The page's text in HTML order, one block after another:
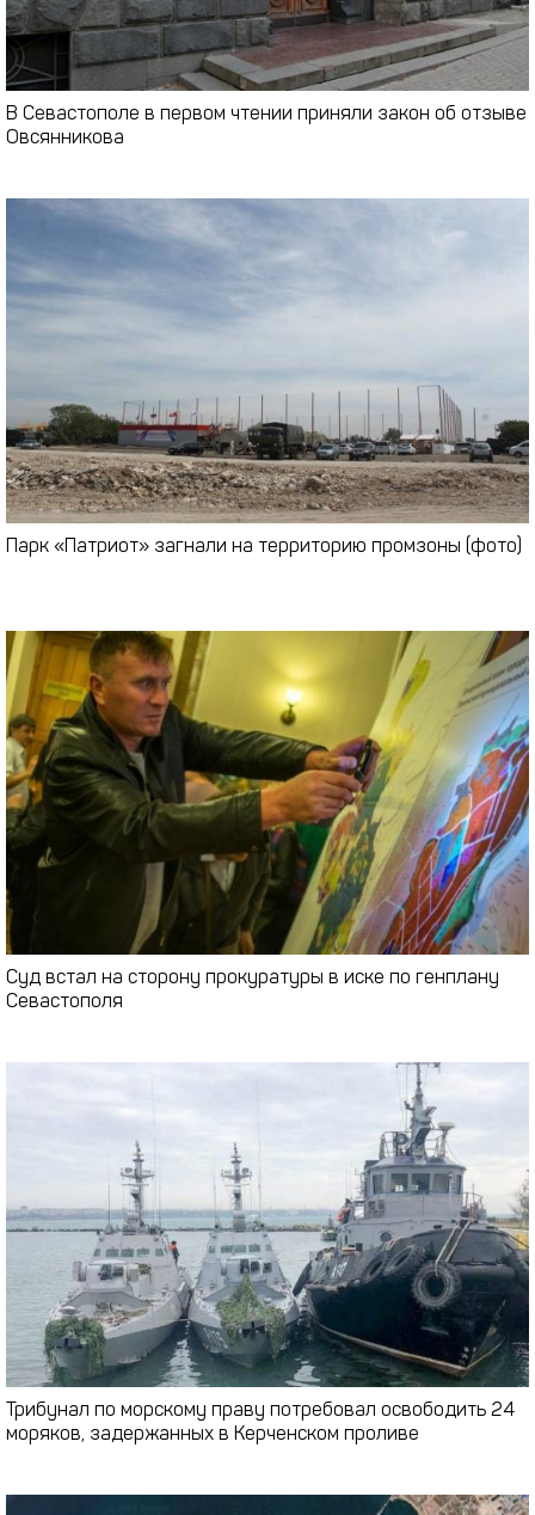
В Севастополе в первом чтении приняли закон об отзыве
Овсянникова
Парк «Патриот» загнали на территорию промзоны (фото)
Суд встал на сторону прокуратуры в иске по генплану
Севастополя
Трибунал по морскому праву потребовал освободить 24
моряков, задержанных в Керченском проливе